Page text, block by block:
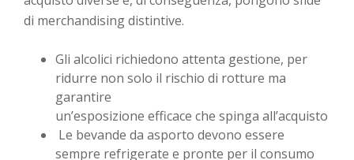
di merchandising distintive.
Gli alcolici richiedono attenta gestione, per
ridurre non solo il rischio di rotture ma
garantire
un’esposizione efficace che spinga all’acquisto
Le bevande da asporto devono essere
sempre refrigerate e pronte per il consumo